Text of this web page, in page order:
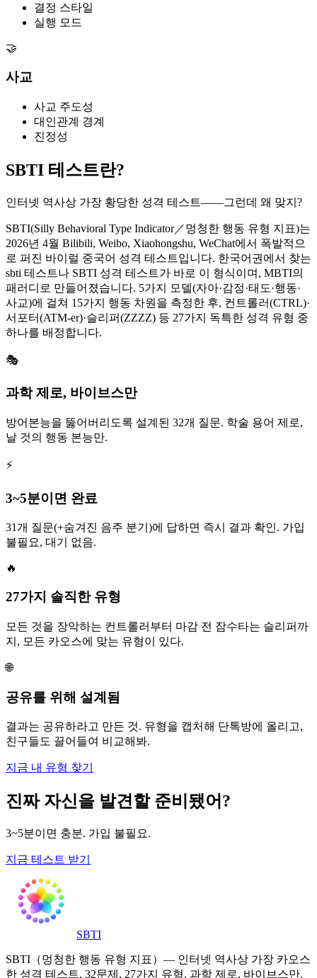
결정 스타일
실행 모드
🤝
사교
사교 주도성
대인관계 경계
진정성
SBTI 테스트란?
인터넷 역사상 가장 황당한 성격 테스트——그런데 왜 맞지?
SBTI(Silly Behavioral Type Indicator／멍청한 행동 유형 지표)는
2026년 4월 Bilibili, Weibo, Xiaohongshu, WeChat에서 폭발적으
로 퍼진 바이럴 중국어 성격 테스트입니다. 한국어권에서 찾는
sbti 테스트나 SBTI 성격 테스트가 바로 이 형식이며, MBTI의
패러디로 만들어졌습니다. 5가지 모델(자아·감정·태도·행동·
사교)에 걸쳐 15가지 행동 차원을 측정한 후, 컨트롤러(CTRL)·
서포터(ATM-er)·슬리퍼(ZZZZ) 등 27가지 독특한 성격 유형 중
하나를 배정합니다.
🎭
과학 제로, 바이브스만
방어본능을 뚫어버리도록 설계된 32개 질문. 학술 용어 제로,
날 것의 행동 본능만.
⚡
3~5분이면 완료
31개 질문(+숨겨진 음주 분기)에 답하면 즉시 결과 확인. 가입
불필요, 대기 없음.
🔥
27가지 솔직한 유형
모든 것을 장악하는 컨트롤러부터 마감 전 잠수타는 슬리퍼까
지, 모든 카오스에 맞는 유형이 있다.
🌐
공유를 위해 설계됨
결과는 공유하라고 만든 것. 유형을 캡처해 단톡방에 올리고,
친구들도 끌어들여 비교해봐.
지금 내 유형 찾기
진짜 자신을 발견할 준비됐어?
3~5분이면 충분. 가입 불필요.
지금 테스트 받기
SBTI
SBTI（멍청한 행동 유형 지표）— 인터넷 역사상 가장 카오스
한 성격 테스트. 32문제, 27가지 유형, 과학 제로, 바이브스만.